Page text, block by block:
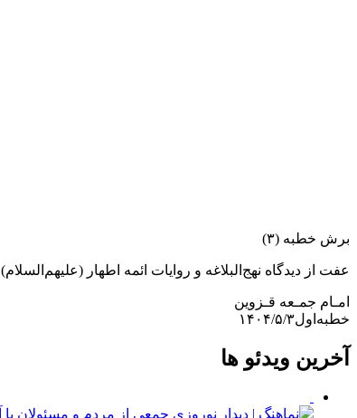
برش خطبه (۳)
عفت از دیدگاه نهج‌البلاغه و روایات ائمه اطهار (علیهم‌السلام)
امـام جمـعه قـزوین
خطبه‌اول۱۴۰۴/۵/۳
آخرین ویدئو ها